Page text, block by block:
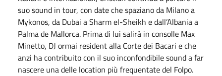
suo sound in tour, con date che spaziano da Milano a
Mykonos, da Dubai a Sharm el-Sheikh e dall’Albania a
Palma de Mallorca. Prima di lui salirà in consolle Max
Minetto, DJ ormai resident alla Corte dei Bacari e che
anzi ha contribuito con il suo inconfondibile sound a far
nascere una delle location più frequentate del Folpo.